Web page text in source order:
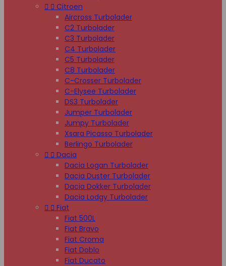
  Citroen
Aircross Turbolader
C2 Turbolader
C3 Turbolader
C4 Turbolader
C5 Turbolader
C8 Turbolader
C-Crosser Turbolader
C-Elysee Turbolader
DS3 Turbolader
Jumper Turbolader
Jumpy Turbolader
Xsara Picasso Turbolader
Berlingo Turbolader
  Dacia
Dacia Logan Turbolader
Dacia Duster Turbolader
Dacia Dokker Turbolader
Dacia Lodgy Turbolader
  Fiat
Fiat 500L
Fiat Bravo
Fiat Croma
Fiat Doblo
Fiat Ducato